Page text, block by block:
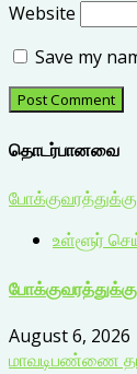
Website
Save my
தொடர்பானவை
உள்ளூர்
August 6, 2026
மாவடிபண்ணை